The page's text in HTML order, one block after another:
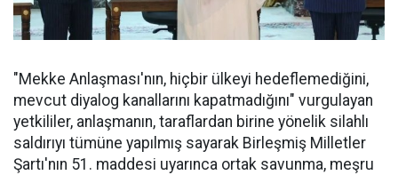
"Mekke Anlaşması'nın, hiçbir ülkeyi hedeflemediğini,
mevcut diyalog kanallarını kapatmadığını" vurgulayan
yetkililer, anlaşmanın, taraflardan birine yönelik silahlı
saldırıyı tümüne yapılmış sayarak Birleşmiş Milletler
Şartı'nın 51. maddesi uyarınca ortak savunma, meşru